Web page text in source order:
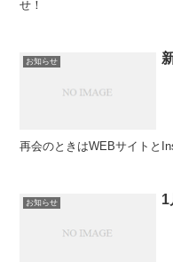
せ！
お知らせ
再会のときはWEBサイトと
お知らせ 1